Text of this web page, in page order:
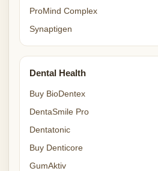
ProMind Complex
Synaptigen
Dental Health
Buy BioDentex
DentaSmile Pro
Dentatonic
Buy Denticore
GumAktiv